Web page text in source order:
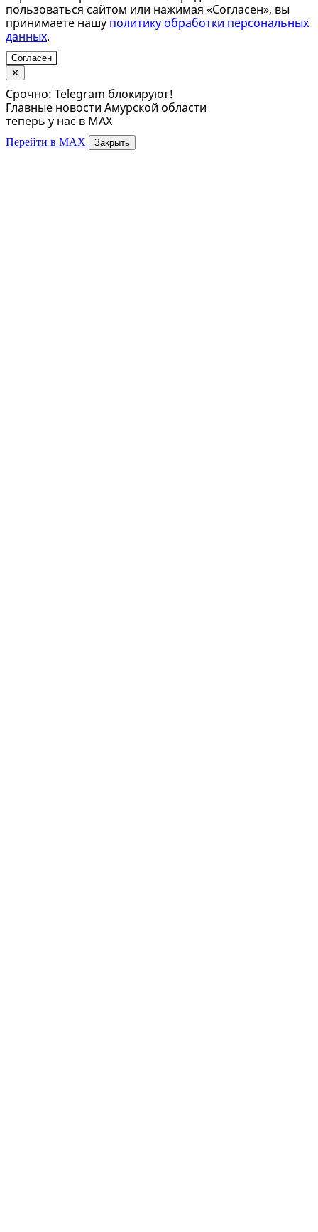
пользоваться сайтом или нажимая «Согласен», вы
принимаете нашу политику обработки персональных
данных.
Согласен
✕
Срочно: Telegram блокируют!
Главные новости Амурской области
теперь у нас в MAX
Перейти в MAX Закрыть